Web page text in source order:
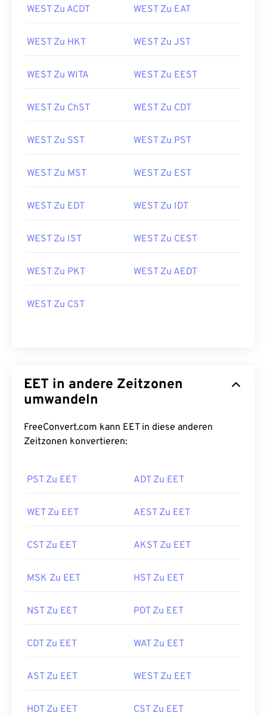
WEST Zu ACDT WEST Zu EAT
WEST Zu HKT WEST Zu JST
WEST Zu WITA WEST Zu EEST
WEST Zu ChST WEST Zu CDT
WEST Zu SST WEST Zu PST
WEST Zu MST WEST Zu EST
WEST Zu EDT WEST Zu IDT
WEST Zu IST WEST Zu CEST
WEST Zu PKT WEST Zu AEDT
WEST Zu CST
EET in andere Zeitzonen
umwandeln
FreeConvert.com kann EET in diese anderen
Zeitzonen konvertieren:
PST Zu EET ADT Zu EET
WET Zu EET AEST Zu EET
CST Zu EET AKST Zu EET
MSK Zu EET HST Zu EET
NST Zu EET PDT Zu EET
CDT Zu EET WAT Zu EET
AST Zu EET WEST Zu EET
HDT Zu EET CST Zu EET